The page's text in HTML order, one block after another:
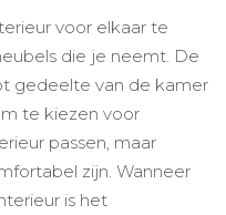
voor elkaar te
die je neemt. De
gedeelte van de kamer
te kiezen voor
passen, maar
zijn. Wanneer
is het